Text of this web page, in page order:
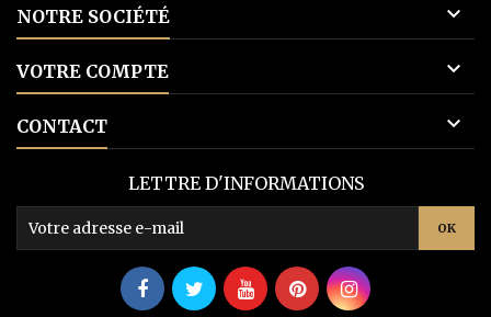
NOTRE SOCIÉTÉ 
VOTRE COMPTE 
CONTACT 
LETTRE D'INFORMATIONS